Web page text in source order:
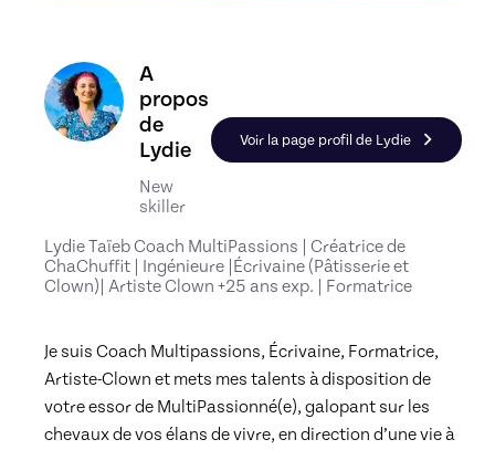
Découvrez le profil de Lydie, Skiller en
A
propos
de
Lydie
New
skiller
Voir la page profil de Lydie
Lydie Taïeb Coach MultiPassions | Créatrice de
ChaChuffit | Ingénieure |Écrivaine (Pâtisserie et
Clown)| Artiste Clown +25 ans exp. | Formatrice
Je suis Coach Multipassions, Écrivaine, Formatrice,
Artiste-Clown et mets mes talents à disposition de
votre essor de MultiPassionné(e), galopant sur les
chevaux de vos élans de vivre, en direction d’une vie à